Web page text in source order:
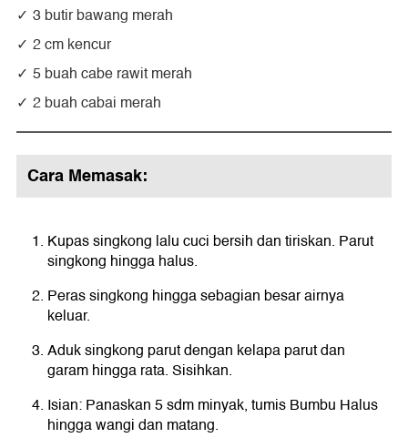
3 butir bawang merah
2 cm kencur
5 buah cabe rawit merah
2 buah cabai merah
Cara Memasak:
Kupas singkong lalu cuci bersih dan tiriskan. Parut
singkong hingga halus.
Peras singkong hingga sebagian besar airnya
keluar.
Aduk singkong parut dengan kelapa parut dan
garam hingga rata. Sisihkan.
Isian: Panaskan 5 sdm minyak, tumis Bumbu Halus
hingga wangi dan matang.